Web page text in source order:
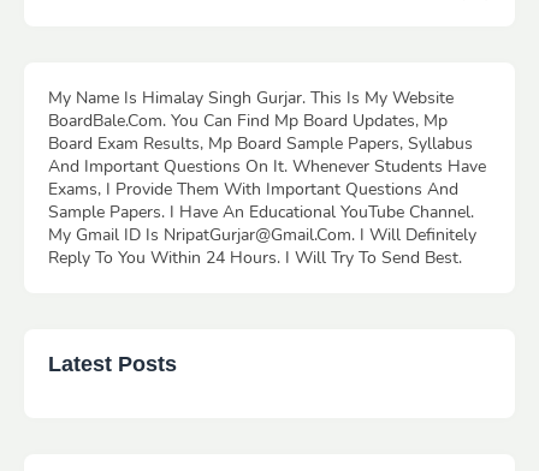
My Name Is Himalay Singh Gurjar. This Is My Website
BoardBale.Com. You Can Find Mp Board Updates, Mp
Board Exam Results, Mp Board Sample Papers, Syllabus
And Important Questions On It. Whenever Students Have
Exams, I Provide Them With Important Questions And
Sample Papers. I Have An Educational YouTube Channel.
My Gmail ID Is NripatGurjar@Gmail.Com. I Will Definitely
Reply To You Within 24 Hours. I Will Try To Send Best.
Latest Posts